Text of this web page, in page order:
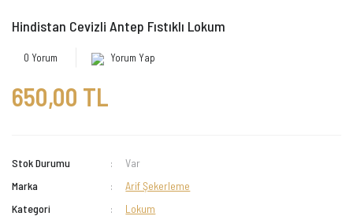
Hindistan Cevizli Antep Fıstıklı Lokum
0 Yorum Yorum Yap
650,00 TL
Stok Durumu
Var
Marka
Arif Şekerleme
Kategori
Lokum